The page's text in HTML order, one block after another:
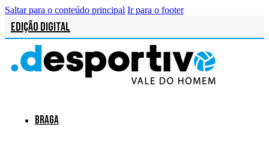
Saltar para o conteúdo principal Ir para o footer
Edição Digital
Braga